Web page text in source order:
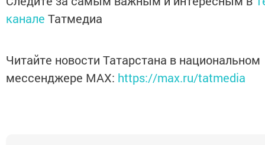
канале Татмедиа
Читайте новости Татарстана в национальном
мессенджере MАХ: https://max.ru/tatmedia